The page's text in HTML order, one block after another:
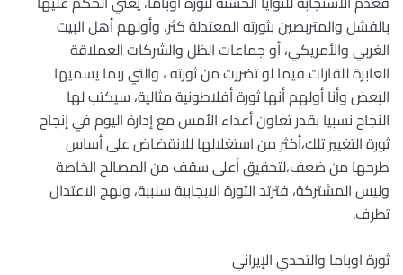
بالفشل والمتربصين بثورته المعتدلة كثر، وأولهم أهل البيت
الغربي والأمريكي، أو جماعات الظل والشركات العملاقة
العابرة للقارات فيما لو تضررت من ثورته ، والتي ربما يسميها
البعض وأنا أولهم أنها ثورة أفلاطونية مثالية، سيكتب لها
النجاح نسبيا بقدر تعاون أعداء الأمس مع إدارة اليوم في إنجاح
ثورة التغيير تلك،أكثر من استغلالها للانقضاض على أساس
طرحها من ضعف،لتحقيق أعلى سقف من المصالح الخاصة
وليس المشتركة، فترتد الثورة الايجابية سلبية، ونهج الاعتدال
تطرف.
ثورة اوباما والتحدي الإيراني